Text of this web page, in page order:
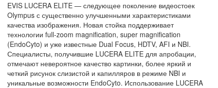
EVIS LUCERA ELITE — следующее поколение видеостоек
Olympus с существенно улучшенными характеристиками
качества изображения. Новая стойка поддерживает
технологии full-zoom magnification, super magnification
(EndoCyto) и уже известные Dual Focus, HDTV, AFI и NBI.
Специалисты, получившие LUCERA ELITE для апробации,
отмечают невероятное качество картинки, более яркий и
четкий рисунок слизистой и капилляров в режиме NBI и
уникальные возможности EndoCyto. Использование LUCERA